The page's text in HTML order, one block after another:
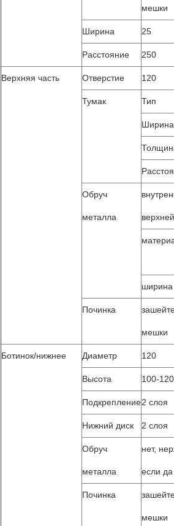
мешки
Ширина 25
Расстояние 250
Верхняя часть Отверстие 120
Тумак Тип
Ширина
Обруч
металла
ширина
Починка
мешки
Ботинок/нижнее Диаметр 120
Высота 100-120
Подкрепление2 слоя
Нижний диск 2 слоя
Обруч
металла
нет,
если да
Починка
мешки